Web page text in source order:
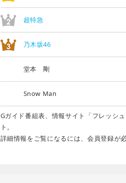
超特急
乃木坂46
堂本 剛
Snow Man
Gガイド番組表、情報サイト「フレッシ
ト。
詳細情報をご覧になるには、会員登録が必